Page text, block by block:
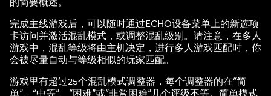
完成主线游戏后，可以随时通过ECHO设备菜单上的新选项
卡访问并激活混乱模式，或调整混乱级别。请注意，在多人
游戏中，混乱等级将由主机决定，进行多人游戏匹配时，你
会被尽量自动与等级相似的玩家匹配。
游戏里有超过25个混乱模式调整器，每个调整器的在“简
单”、“中等”、“困难”或“非常困难”几个评级不等。简单模式